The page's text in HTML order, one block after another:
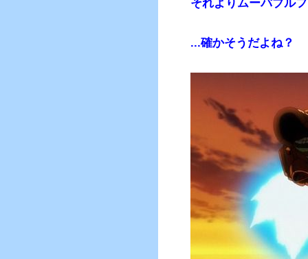
それよりムーバブル
...確かそうだよね？